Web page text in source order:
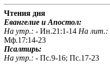
Чтения дня
Евангелие и Апостол:
На утр.: - Ин.21:1-14 На лит.:
Мф.17:14-23
Псалтирь:
На утр.: - Пс.9-16; Пс.17-23